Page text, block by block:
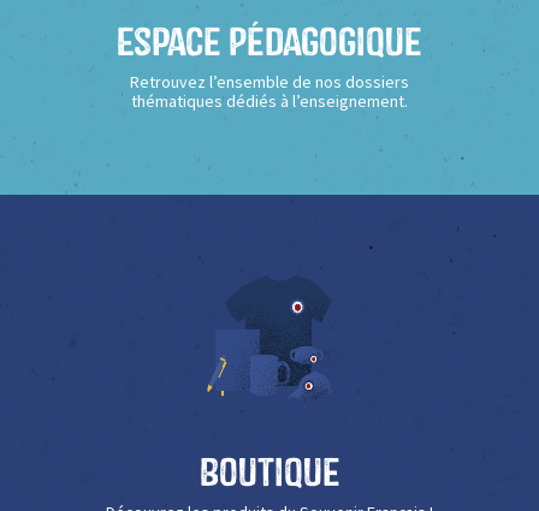
Espace Pédagogique
Retrouvez l’ensemble de nos dossiers
thématiques dédiés à l’enseignement.
Boutique